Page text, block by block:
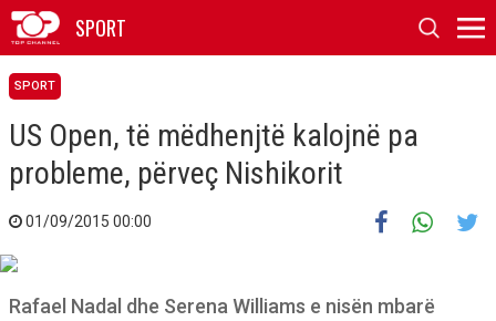
SPORT
SPORT
US Open, të mëdhenjtë kalojnë pa
probleme, përveç Nishikorit
01/09/2015 00:00
Rafael Nadal dhe Serena Williams e nisën mbarë